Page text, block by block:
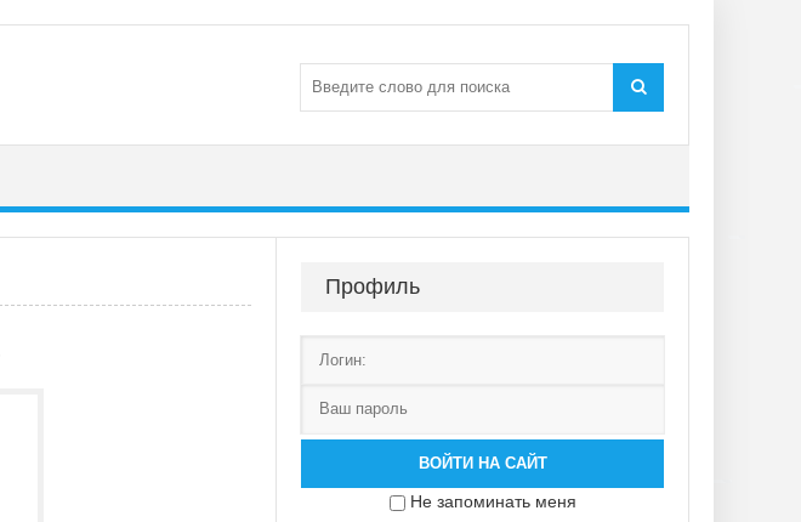
Профиль
ВОЙТИ НА САЙТ
Не запоминать меня